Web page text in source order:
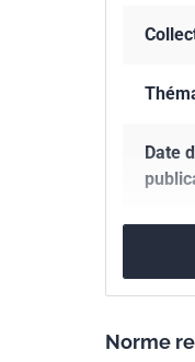
Date
Norme